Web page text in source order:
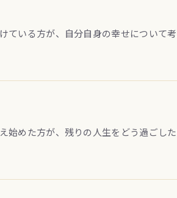
ている方が、自分自身の幸せについて
始めた方が、残りの人生をどう過ごし